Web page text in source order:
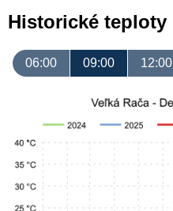
Historické teploty
06:00 09:00 12:00